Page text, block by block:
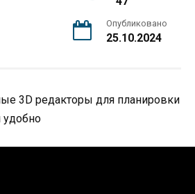
Опубликовано
25.10.2024